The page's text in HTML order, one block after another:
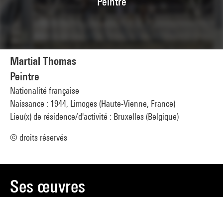
Martial Thomas
Peintre
Nationalité française
Naissance : 1944, Limoges (Haute-Vienne, France)
Lieu(x) de résidence/d'activité : Bruxelles (Belgique)
© droits réservés
Ses œuvres